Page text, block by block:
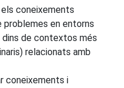
coneixements
problemes en entorns
de contextos més
relacionats amb
coneixements i